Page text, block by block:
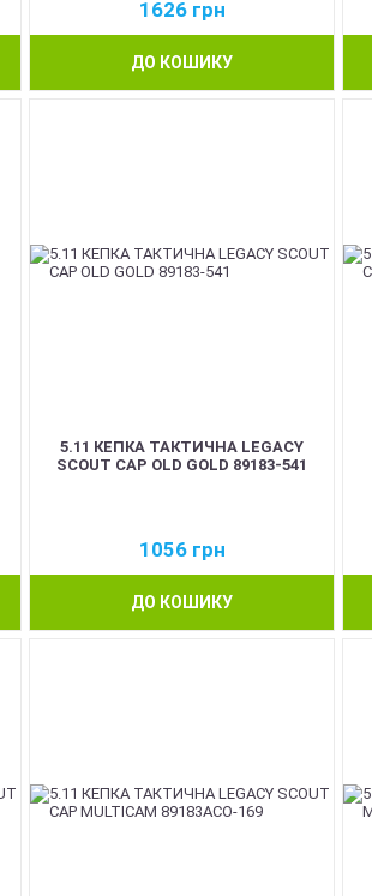
1626 грн
ДО КОШИКУ
5.11 КЕПКА ТАКТИЧНА LEGACY
SCOUT CAP OLD GOLD 89183-541
1056 грн
ДО КОШИКУ